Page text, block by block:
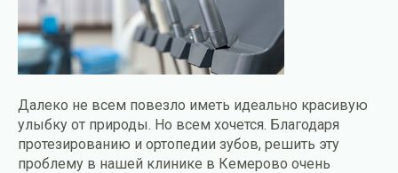
Далеко не всем повезло иметь идеально красивую
улыбку от природы. Но всем хочется. Благодаря
протезированию и ортопедии зубов, решить эту
проблему в нашей клинике в Кемерово очень